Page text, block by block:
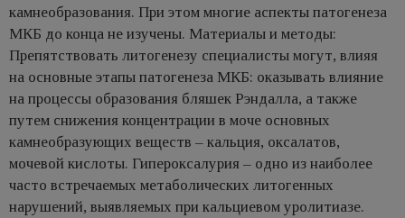
камнеобразования. При этом многие аспекты патогенеза
МКБ до конца не изучены. Материалы и методы:
Препятствовать литогенезу специалисты могут, влияя
на основные этапы патогенеза МКБ: оказывать влияние
на процессы образования бляшек Рэндалла, а также
путем снижения концентрации в моче основных
камнеобразующих веществ – кальция, оксалатов,
мочевой кислоты. Гипероксалурия – одно из наиболее
часто встречаемых метаболических литогенных
нарушений, выявляемых при кальциевом уролитиазе.